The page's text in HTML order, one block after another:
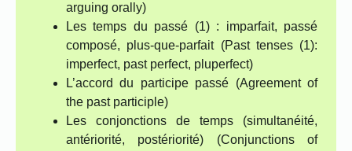
arguing orally)
Les temps du passé (1) : imparfait, passé
composé, plus-que-parfait (Past tenses (1):
imperfect, past perfect, pluperfect)
L’accord du participe passé (Agreement of
the past participle)
Les conjonctions de temps (simultanéité,
antériorité, postériorité) (Conjunctions of